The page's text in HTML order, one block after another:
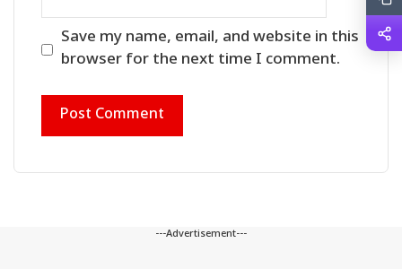
Save my name, email, and website in this
browser for the next time I comment.
---Advertisement---